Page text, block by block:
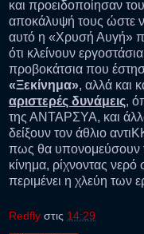
και προειδοποίησαν
αποκάλυψή τους ώστε
αυτό η «Χρυσή Αυγή»
ότι κλείνουν
προβοκάτσια που
«Ξεκίνημα», αλλά και
αριστερές δυνάμεις,
της ΑΝΤΑΡΣΥΑ, και
δείξουν τον άθλιο
πως θα υπονομεύσουν
κίνημα, ρίχνοντας
περιμένει η χλεύη των
Redfly στις 14:29